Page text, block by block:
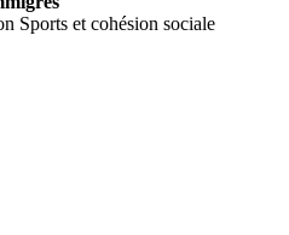
Sports et cohésion sociale